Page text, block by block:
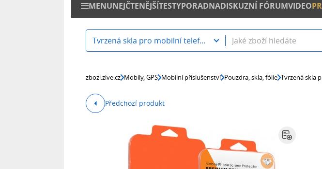
MENUNEJČTENĚJŠÍTESTYPORADNADISKUZNÍ FÓRUMVIDEO
Tvrzená skla pro mobilní telefony
zbozi.zive.cz Mobily, GPS Mobilní příslušenství Pouzdra, skla, fólie Tvrzená skla
Předchozí produkt